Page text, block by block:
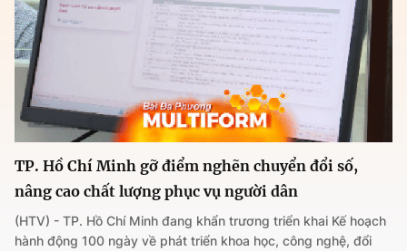
TP. Hồ Chí Minh gỡ điểm nghẽn chuyển đổi số,
nâng cao chất lượng phục vụ người dân
(HTV) - TP. Hồ Chí Minh đang khẩn trương triển khai Kế hoạch
hành động 100 ngày về phát triển khoa học, công nghệ, đổi